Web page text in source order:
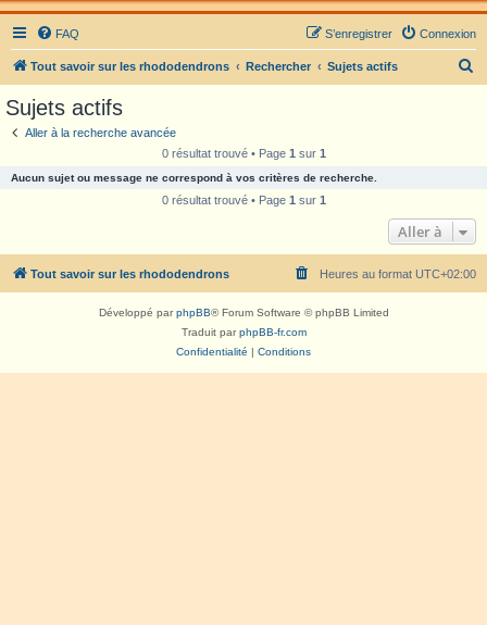
FAQ Connexion
S’enregistrer
Tout savoir sur les rhododendrons Rechercher Sujets actifs
c
e
Sujets actifs
Aller à la recherche avancée
0 résultat trouvé • Page 1 sur 1
Aucun sujet ou message ne correspond à vos critères de recherche.
0 résultat trouvé • Page 1 sur 1
Aller à
Tout savoir sur les rhododendrons Heures au format UTC+02:00
Développé parphpBB® Forum Software © phpBB Limited
Traduit parphpBB-fr.com
Confidentialité | Conditions